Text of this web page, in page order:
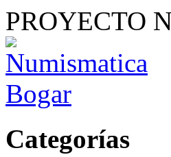
PROYECTO
Categorías